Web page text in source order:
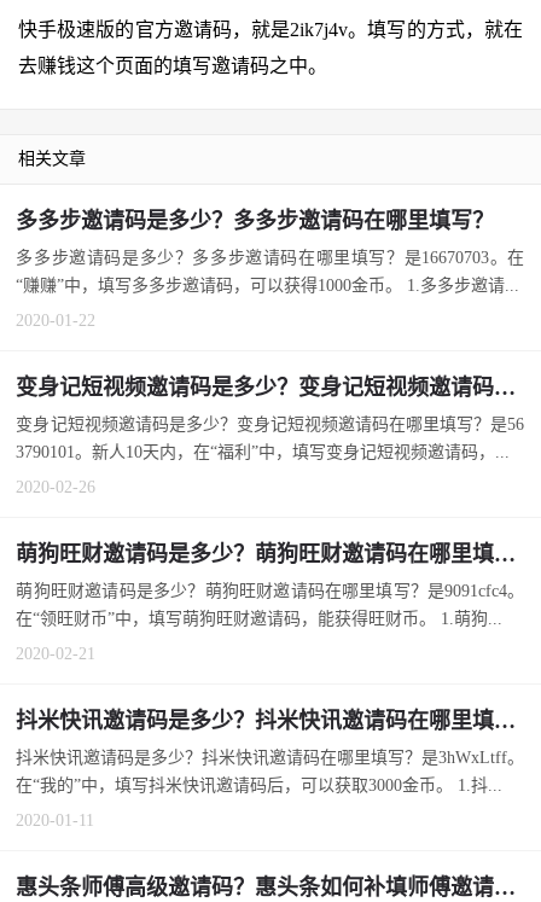
快手极速版的官方邀请码，就是2ik7j4v。填写的方式，就在
去赚钱这个页面的填写邀请码之中。
相关文章
多多步邀请码是多少？多多步邀请码在哪里填写？
多多步邀请码是多少？多多步邀请码在哪里填写？是16670703。在
“赚赚”中，填写多多步邀请码，可以获得1000金币。 1.多多步邀请...
2020-01-22
变身记短视频邀请码是多少？变身记短视频邀请码在哪里填写？
变身记短视频邀请码是多少？变身记短视频邀请码在哪里填写？是56
3790101。新人10天内，在“福利”中，填写变身记短视频邀请码，...
2020-02-26
萌狗旺财邀请码是多少？萌狗旺财邀请码在哪里填写？
萌狗旺财邀请码是多少？萌狗旺财邀请码在哪里填写？是9091cfc4。
在“领旺财币”中，填写萌狗旺财邀请码，能获得旺财币。 1.萌狗...
2020-02-21
抖米快讯邀请码是多少？抖米快讯邀请码在哪里填写？
抖米快讯邀请码是多少？抖米快讯邀请码在哪里填写？是3hWxLtff。
在“我的”中，填写抖米快讯邀请码后，可以获取3000金币。 1.抖...
2020-01-11
惠头条师傅高级邀请码？惠头条如何补填师傅邀请码？